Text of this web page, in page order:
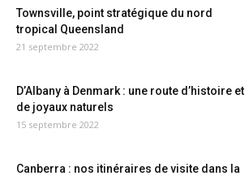
Townsville, point stratégique du nord
tropical Queensland
21 septembre 2022
D’Albany à Denmark : une route d’histoire et
de joyaux naturels
15 septembre 2022
Canberra : nos itinéraires de visite dans la